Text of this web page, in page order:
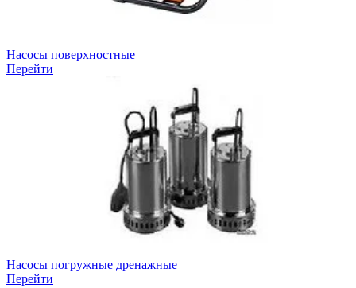
Насосы поверхностные
Перейти
Насосы погружные дренажные
Перейти